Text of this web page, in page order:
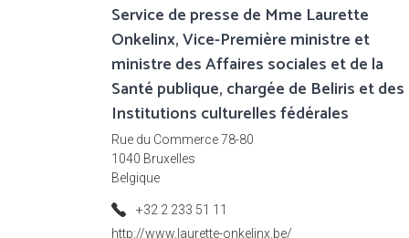
Service de presse de Mme Laurette
Onkelinx, Vice-Première ministre et
ministre des Affaires sociales et de la
Santé publique, chargée de Beliris et des
Institutions culturelles fédérales
Rue du Commerce 78-80
1040 Bruxelles
Belgique
+32 2 233 51 11
http://www.laurette-onkelinx.be/